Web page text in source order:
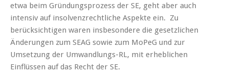
etwa beim Gründungsprozess der SE, geht aber auch
intensiv auf insolvenzrechtliche Aspekte ein. Zu
berücksichtigen waren insbesondere die gesetzlichen
Änderungen zum SEAG sowie zum MoPeG und zur
Umsetzung der Umwandlungs-RL, mit erheblichen
Einflüssen auf das Recht der SE.